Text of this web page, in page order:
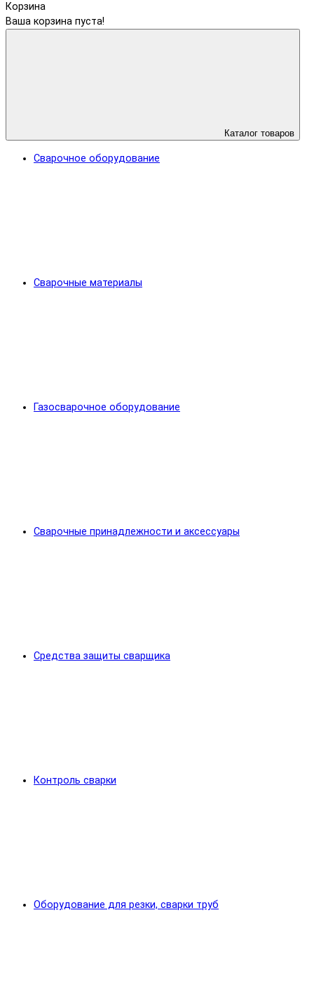
Корзина
Ваша корзина пуста!
Каталог товаров
Сварочное оборудование
Сварочные материалы
Газосварочное оборудование
Сварочные принадлежности и аксессуары
Средства защиты сварщика
Контроль сварки
Оборудование для резки, сварки труб